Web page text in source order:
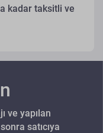
kadar taksitli ve
ve yapılan
satıcıya